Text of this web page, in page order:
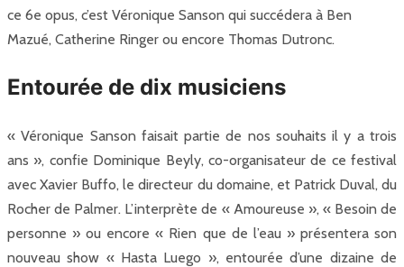
ce 6e opus, c’est Véronique Sanson qui succédera à Ben
Mazué, Catherine Ringer ou encore Thomas Dutronc.
Entourée de dix musiciens
« Véronique Sanson faisait partie de nos souhaits il y a trois
ans », confie Dominique Beyly, co-organisateur de ce festival
avec Xavier Buffo, le directeur du domaine, et Patrick Duval, du
Rocher de Palmer. L’interprète de « Amoureuse », « Besoin de
personne » ou encore « Rien que de l’eau » présentera son
nouveau show « Hasta Luego », entourée d’une dizaine de